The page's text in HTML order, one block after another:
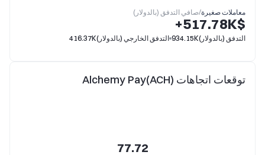
معاملات صغيرة/صافي التدفق (بالدولار)
$‎+517.78K
التدفق (بالدولار)934.15K التدفق الخارجي (بالدولار)416.37K
توقعات اتجاهات Alchemy Pay(ACH)
77.72